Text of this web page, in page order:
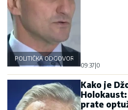
POLITIČKA ODGOVORNOST
09:37 0
Kako je
prate